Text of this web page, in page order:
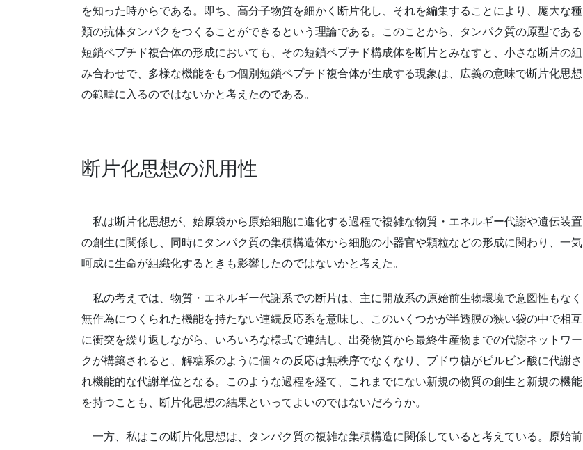
を知った時からである。即ち、高分子物質を細かく断片化し、それを編集することにより、厖大な種
類の抗体タンパクをつくることができるという理論である。このことから、タンパク質の原型である
短鎖ペプチド複合体の形成においても、その短鎖ペプチド構成体を断片とみなすと、小さな断片の組
み合わせで、多様な機能をもつ個別短鎖ペプチド複合体が生成する現象は、広義の意味で断片化思想
の範疇に入るのではないかと考えたのである。
断片化思想の汎用性
私は断片化思想が、始原袋から原始細胞に進化する過程で複雑な物質・エネルギー代謝や遺伝装置
の創生に関係し、同時にタンパク質の集積構造体から細胞の小器官や顆粒などの形成に関わり、一気
呵成に生命が組織化するときも影響したのではないかと考えた。
私の考えでは、物質・エネルギー代謝系での断片は、主に開放系の原始前生物環境で意図性もなく
無作為につくられた機能を持たない連続反応系を意味し、このいくつかが半透膜の狭い袋の中で相互
に衝突を繰り返しながら、いろいろな様式で連結し、出発物質から最終生産物までの代謝ネットワー
クが構築されると、解糖系のように個々の反応は無秩序でなくなり、ブドウ糖がピルビン酸に代謝さ
れ機能的な代謝単位となる。このような過程を経て、これまでにない新規の物質の創生と新規の機能
を持つことも、断片化思想の結果といってよいのではないだろうか。
一方、私はこの断片化思想は、タンパク質の複雑な集積構造に関係していると考えている。原始前